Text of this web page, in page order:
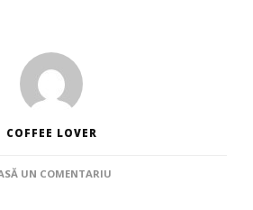
COFFEE LOVER
UN COMENTARIULA